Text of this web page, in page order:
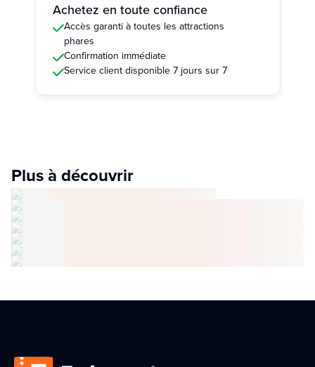
Achetez en toute confiance
Accès garanti à toutes les attractions
phares
Confirmation immédiate
Service client disponible 7 jours sur 7
Plus à découvrir